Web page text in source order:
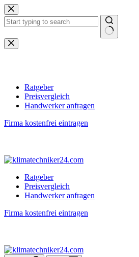
Zum
Inhalt
springen
Keine
Ergebnisse
Ratgeber
Preisvergleich
Handwerker anfragen
Firma kostenfrei eintragen
Ratgeber
Preisvergleich
Handwerker anfragen
Firma kostenfrei eintragen